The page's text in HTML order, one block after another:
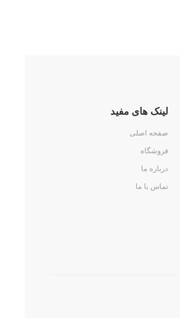
لینک های مفید
صفحه اصلی
فروشگاه
درباره ما
تماس با ما